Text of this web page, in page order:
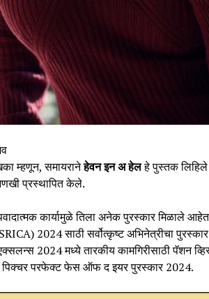
म्हणून, समायरानेहेवन इन अ हेलहे पुस्तक लिहिले
प्रस्थापित केले.
कार्यामुळे तिला अनेक पुरस्कार मिळाले
2024 साठी सर्वोत्कृष्ट अभिनेत्रीचा
2024 मध्ये तारकीय कामगिरीसाठी पॅशन
परफेक्ट फेस ऑफ द इयर पुरस्कार 2024.